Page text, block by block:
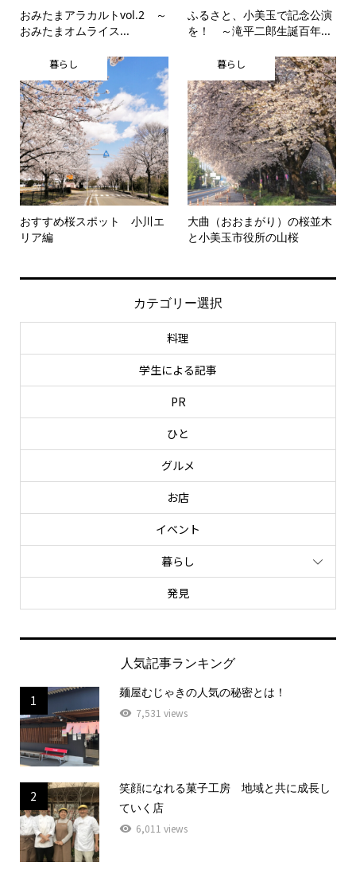
おみたまアラカルトvol.2 ～
おみたまオムライス...
ふるさと、小美玉で記念公演
を！ ～滝平二郎生誕百年...
暮らし
おすすめ桜スポット 小川エ
リア編
暮らし
大曲（おおまがり）の桜並木
と小美玉市役所の山桜
カテゴリー選択
料理
学生による記事
PR
ひと
グルメ
お店
イベント
暮らし
発見
人気記事ランキング
1
麺屋むじゃきの人気の秘密とは！
7,531 views
2
笑顔になれる菓子工房 地域と共に成長し
ていく店
6,011 views